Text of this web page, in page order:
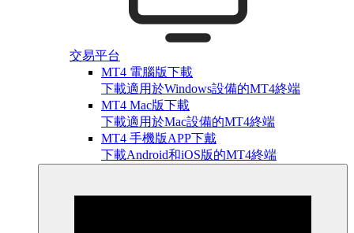
交易平台
MT4 電腦版下載
下載適用於Windows設備的MT4終端
MT4 Mac版下載
下載適用於Mac設備的MT4終端
MT4 手機版APP下戴
下載Android和iOS版的MT4終端